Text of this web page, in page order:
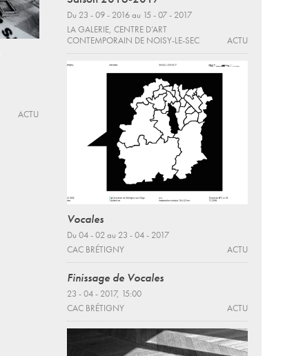
ACTU
Du 23 - 09 - 2016 au 15 - 07 - 2017
LA GALERIE, CENTRE D’ART
CONTEMPORAIN DE NOISY-LE-SEC
ACTU
Vocales
Du 04 - 02 au 23 - 04 - 2017
CAC BRÉTIGNY
ACTU
Finissage de Vocales
23 - 04 - 2017, 15:00
CAC BRÉTIGNY
ACTU